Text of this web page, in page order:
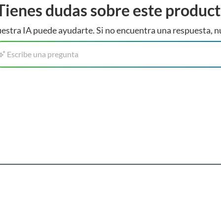
dudas sobre este
IA puede ayudarte. Si no encuentra una respuesta,
Escribe una pregunta